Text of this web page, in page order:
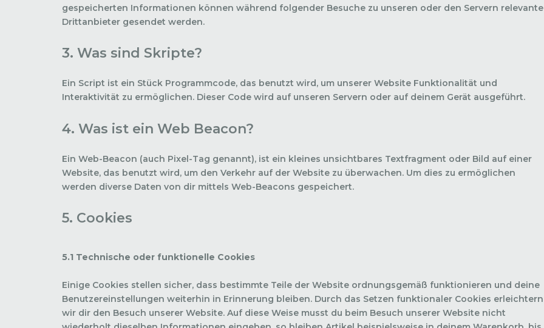
gespeicherten Informationen können während folgender Besuche zu unseren oder den Servern
Drittanbieter gesendet werden.
3. Was sind Skripte?
Ein Script ist ein Stück Programmcode, das benutzt wird, um unserer Website Funktionalität und
Interaktivität zu ermöglichen. Dieser Code wird auf unseren Servern oder auf deinem Gerät ausgeführt.
4. Was ist ein Web Beacon?
Ein Web-Beacon (auch Pixel-Tag genannt), ist ein kleines unsichtbares Textfragment oder Bild auf einer
Website, das benutzt wird, um den Verkehr auf der Website zu überwachen. Um dies zu ermöglichen
werden diverse Daten von dir mittels Web-Beacons gespeichert.
5. Cookies
5.1 Technische oder funktionelle Cookies
Einige Cookies stellen sicher, dass bestimmte Teile der Website ordnungsgemäß funktionieren und deine
Benutzereinstellungen weiterhin in Erinnerung bleiben. Durch das Setzen funktionaler Cookies erleichtern
wir dir den Besuch unserer Website. Auf diese Weise musst du beim Besuch unserer Website nicht